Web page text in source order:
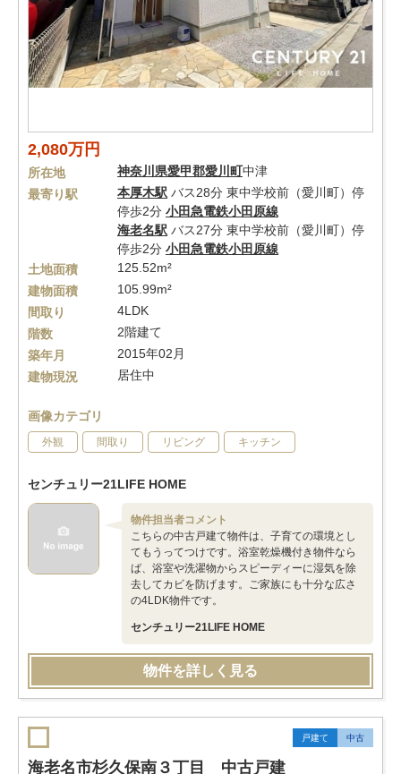
2,080万円
所在地 神奈川県愛甲郡愛川町中津
最寄り駅
本厚木駅 バス28分 東中学校前（愛川町）停
停歩2分 小田急電鉄小田原線
海老名駅 バス27分 東中学校前（愛川町）停
停歩2分 小田急電鉄小田原線
土地面積
125.52m²
建物面積
105.99m²
間取り
4LDK
階数
2階建て
築年月
2015年02月
建物現況
居住中
画像カテゴリ
外観 間取り リビング キッチン
センチュリー21LIFE HOME
物件担当者コメント
こちらの中古戸建て物件は、子育ての環境とし
てもうってつけです。浴室乾燥機付き物件なら
ば、浴室や洗濯物からスピーディーに湿気を除
去してカビを防げます。ご家族にも十分な広さ
の4LDK物件です。
センチュリー21LIFE HOME
物件を詳しく見る
戸建て 中古
海老名市杉久保南３丁目 中古戸建